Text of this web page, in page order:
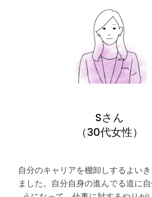
Sさん
（30代女性）
自分のキャリアを棚卸しするよい
ました。自分自身の進んでる道に